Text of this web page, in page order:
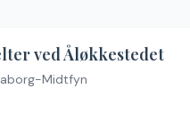
ved Åløkkestedet
Midtfyn